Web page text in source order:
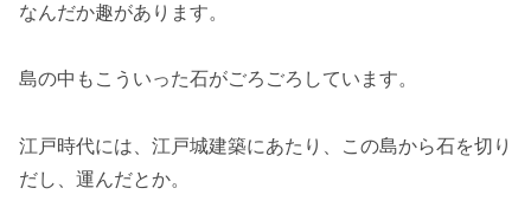
なんだか趣があります。
島の中もこういった石がごろごろしています。
江戸時代には、江戸城建築にあたり、この島から石を切り
だし、運んだとか。